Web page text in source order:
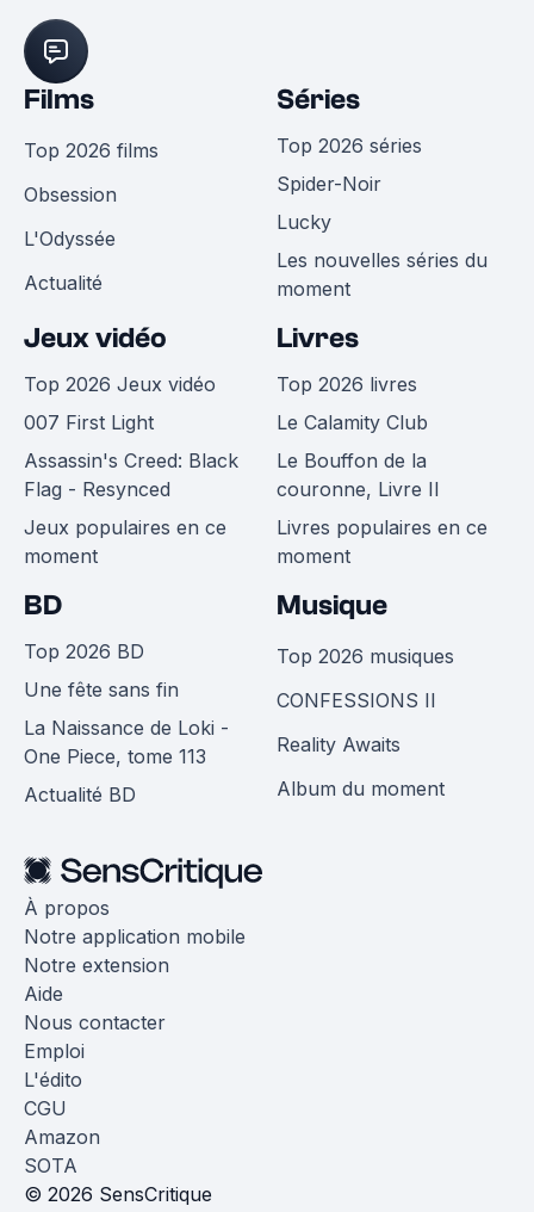
Films
Top 2026 films
Obsession
L'Odyssée
Actualité
Séries
Top 2026 séries
Spider-Noir
Lucky
Les nouvelles séries du
moment
Jeux vidéo
Top 2026 Jeux vidéo
007 First Light
Assassin's Creed: Black
Flag - Resynced
Jeux populaires en ce
moment
Livres
Top 2026 livres
Le Calamity Club
Le Bouffon de la
couronne, Livre II
Livres populaires en ce
moment
BD
Top 2026 BD
Une fête sans fin
La Naissance de Loki -
One Piece, tome 113
Actualité BD
Musique
Top 2026 musiques
CONFESSIONS II
Reality Awaits
Album du moment
À propos
Notre application mobile
Notre extension
Aide
Nous contacter
Emploi
L'édito
CGU
Amazon
SOTA
© 2026 SensCritique